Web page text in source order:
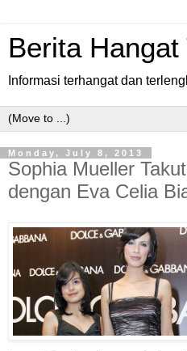
Berita Hangat
Informasi terhangat dan
Monday, July 8, 2013
Sophia Mueller
dengan Eva Celia